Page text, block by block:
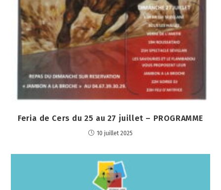
Feria de Cers du 25 au 27 juillet – PROGRAMME
10 juillet 2025